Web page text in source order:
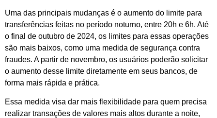
Uma das principais mudanças é o aumento do limite para
transferências feitas no período noturno, entre 20h e 6h. Até
o final de outubro de 2024, os limites para essas operações
são mais baixos, como uma medida de segurança contra
fraudes. A partir de novembro, os usuários poderão solicitar
o aumento desse limite diretamente em seus bancos, de
forma mais rápida e prática.
Essa medida visa dar mais flexibilidade para quem precisa
realizar transações de valores mais altos durante a noite,